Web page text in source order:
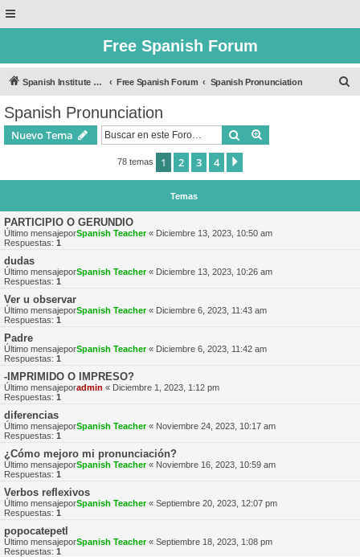
Free Spanish Forum
Spanish Institute of Puebla Free Spanish Forum Spanish Pronunciation
Spanish Pronunciation
Nuevo Tema Buscar
78 temas 1 2 3 4
Temas
PARTICIPIO O GERUNDIO
Último mensajeporSpanish Teacher« Diciembre 13, 2023, 10:50 am
Respuestas: 1
dudas
Último mensajeporSpanish Teacher« Diciembre 13, 2023, 10:26 am
Respuestas: 1
Ver u observar
Último mensajeporSpanish Teacher« Diciembre 6, 2023, 11:43 am
Respuestas: 1
Padre
Último mensajeporSpanish Teacher« Diciembre 6, 2023, 11:42 am
Respuestas: 1
-IMPRIMIDO O IMPRESO?
Último mensajeporadmin « Diciembre 1, 2023, 1:12 pm
Respuestas: 1
diferencias
Último mensajeporSpanish Teacher« Noviembre 24, 2023, 10:17 am
Respuestas: 1
¿Cómo mejoro mi pronunciación?
Último mensajeporSpanish Teacher« Noviembre 16, 2023, 10:59 am
Respuestas: 1
Verbos reflexivos
Último mensajeporSpanish Teacher« Septiembre 20, 2023, 12:07 pm
Respuestas: 1
popocatepetl
Último mensajeporSpanish Teacher« Septiembre 18, 2023, 1:08 pm
Respuestas: 1